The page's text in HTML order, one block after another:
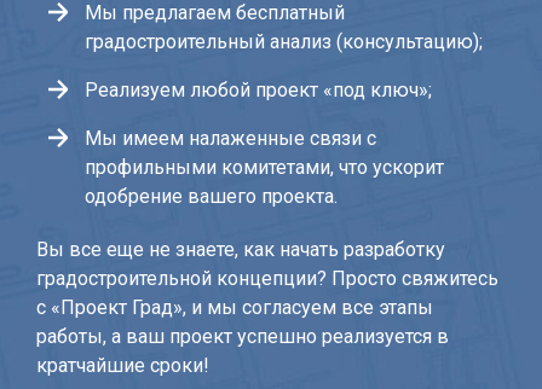
Мы предлагаем бесплатный
градостроительный анализ (консультацию);
Реализуем любой проект «под ключ»;
Мы имеем налаженные связи с
профильными комитетами, что ускорит
одобрение вашего проекта.
Вы все еще не знаете, как начать разработку
градостроительной концепции? Просто свяжитесь
с «Проект Град», и мы согласуем все этапы
работы, а ваш проект успешно реализуется в
кратчайшие сроки!